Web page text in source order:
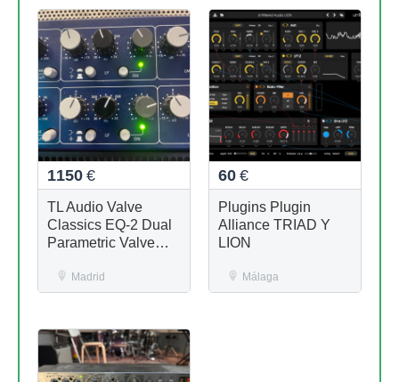
1150 €
TL Audio Valve
Classics EQ-2 Dual
Parametric Valve
Madrid
60 €
Plugins Plugin
Alliance TRIAD Y
LION
Málaga